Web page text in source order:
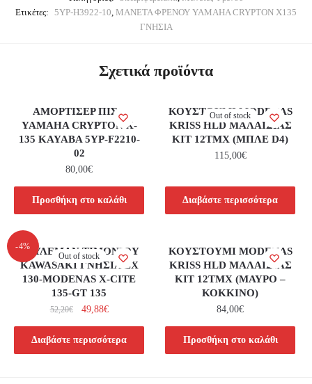
Ετικέτες: 5YP-H3922-10, ΜΑΝΕΤΑ ΦΡΕΝΟΥ YAMAHA CRYPTON X135
ΓΝΗΣΙΑ
Σχετικά προϊόντα
ΑΜΟΡΤΙΣΕΡ ΠΙΣΩ
YAMAHA CRYPTON X-
135 KAYABA 5YP-F2210-
02
80,00€
Προσθήκη στο καλάθι
Out of stock
ΚΟΥΣΤΟΥΜΙ MODENAS
KRISS HLD ΜΑΛΑΙΣΙΑΣ
ΚΙΤ 12ΤΜΧ (ΜΠΛΕ D4)
115,00€
Διαβάστε περισσότερα
-4%
Out of stock
ΡΟΥΛΕΜΑΝ ΤΙΜΟΝΙΟΥ
KAWASAKI ΓΝΗΣΙΑ ZX
130-MODENAS X-CITE
135-GT 135
52,20€ 49,88€
Διαβάστε περισσότερα
ΚΟΥΣΤΟΥΜΙ MODENAS
KRISS HLD ΜΑΛΑΙΣΙΑΣ
ΚΙΤ 12ΤΜΧ (ΜΑΥΡΟ –
ΚΟΚΚΙΝΟ)
84,00€
Προσθήκη στο καλάθι